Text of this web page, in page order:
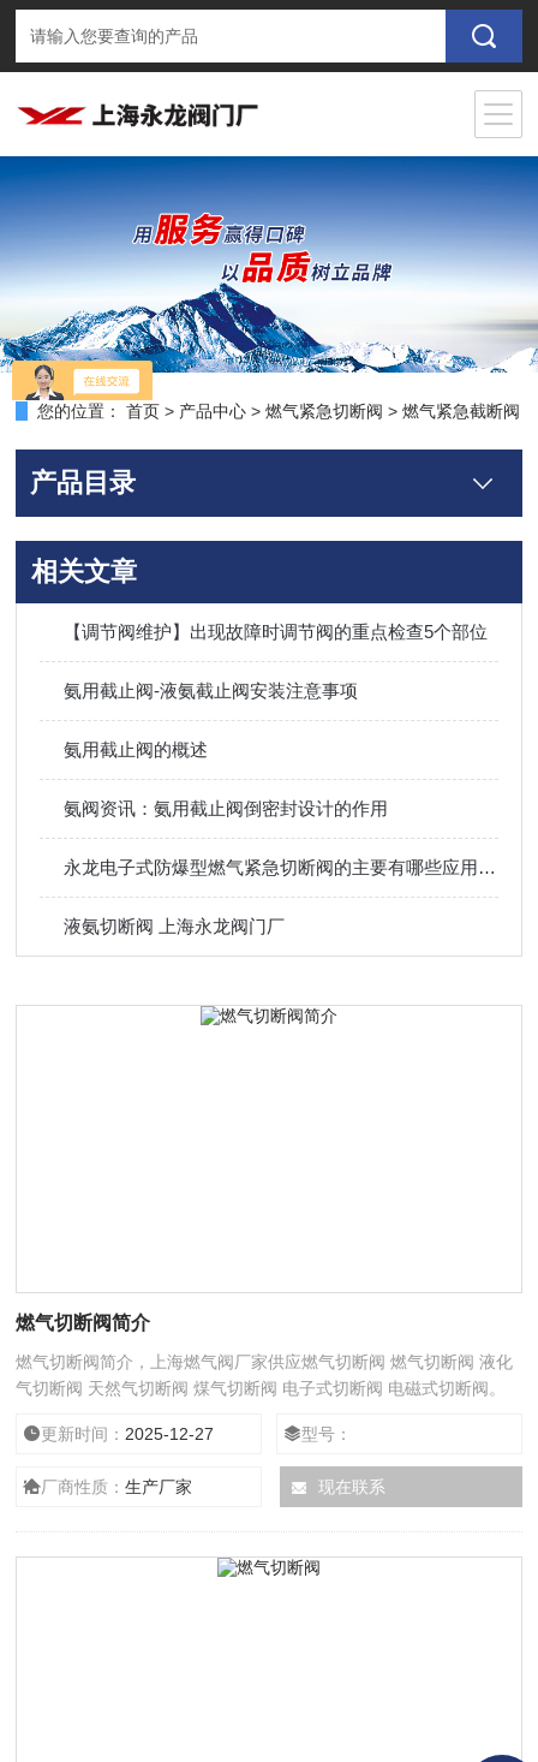
您的位置： 首页 > 产品中心 >燃气紧急切断阀 >燃气紧急截断阀
产品目录
相关文章
【调节阀维护】出现故障时调节阀的重点检查5个部位
氨用截止阀-液氨截止阀安装注意事项
氨用截止阀的概述
氨阀资讯：氨用截止阀倒密封设计的作用
永龙电子式防爆型燃气紧急切断阀的主要有哪些应用场合?
液氨切断阀 上海永龙阀门厂
燃气切断阀简介
燃气切断阀简介，上海燃气阀厂家供应燃气切断阀 燃气切断阀 液化
气切断阀 天然气切断阀 煤气切断阀 电子式切断阀 电磁式切断阀。
全。更新时间： 2025-12-27 型号：
厂商性质：生产厂家 现在联系